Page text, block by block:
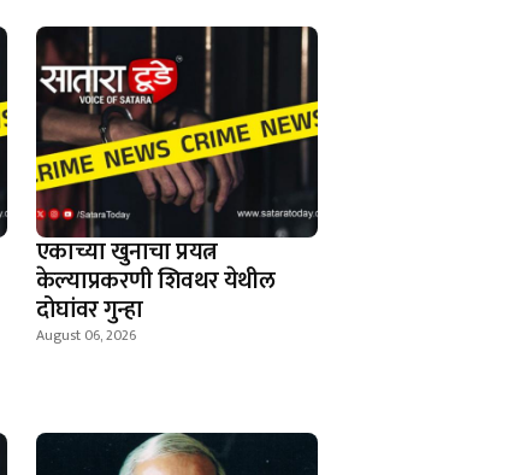
एकाच्या खुनाचा प्रयत्न
केल्याप्रकरणी शिवथर येथील
दोघांवर गुन्हा
August 06, 2026